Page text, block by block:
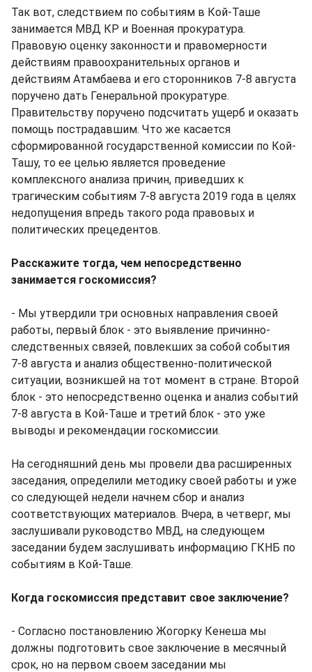
Так вот, следствием по событиям в Кой-Таше
занимается МВД КР и Военная прокуратура.
Правовую оценку законности и правомерности
действиям правоохранительных органов и
действиям Атамбаева и его сторонников 7-8 августа
поручено дать Генеральной прокуратуре.
Правительству поручено подсчитать ущерб и оказать
помощь пострадавшим. Что же касается
сформированной государственной комиссии по Кой-
Ташу, то ее целью является проведение
комплексного анализа причин, приведших к
трагическим событиям 7-8 августа 2019 года в целях
недопущения впредь такого рода правовых и
политических прецедентов.
Расскажите тогда, чем непосредственно
занимается госкомиссия?
- Мы утвердили три основных направления своей
работы, первый блок - это выявление причинно-
следственных связей, повлекших за собой события
7-8 августа и анализ общественно-политической
ситуации, возникшей на тот момент в стране. Второй
блок - это непосредственно оценка и анализ событий
7-8 августа в Кой-Таше и третий блок - это уже
выводы и рекомендации госкомиссии.
На сегодняшний день мы провели два расширенных
заседания, определили методику своей работы и уже
со следующей недели начнем сбор и анализ
соответствующих материалов. Вчера, в четверг, мы
заслушивали руководство МВД, на следующем
заседании будем заслушивать информацию ГКНБ по
событиям в Кой-Таше.
Когда госкомиссия представит свое заключение?
- Согласно постановлению Жогорку Кенеша мы
должны подготовить свое заключение в месячный
срок, но на первом своем заседании мы